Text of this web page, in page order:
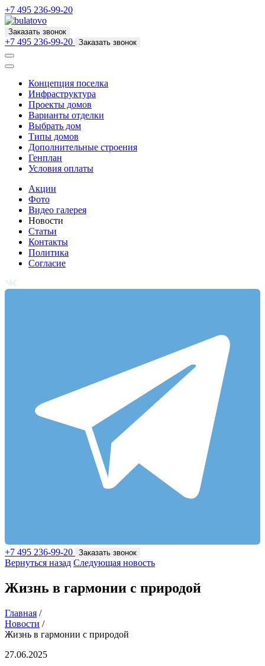
+7 495 236-99-20
Заказать звонок
+7 495 236-99-20 Заказать звонок
Концепция поселка
Инфраструктура
Проекты домов
Варианты отделки
Выбрать дом
Типы домов
Дополнительные строения
Генплан
Условия оплаты
Акции
Фото
Видео галерея
Новости
Статьи
Контакты
Политика
Согласие
+7 495 236-99-20 Заказать звонок
Вернуться назад Следующая новость
Жизнь в гармонии с природой
Главная /
Новости /
Жизнь в гармонии с природой
27.06.2025